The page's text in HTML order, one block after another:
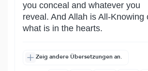
you conceal and whatever you
reveal. And Allah is All-Knowing
what is in the hearts.
Zeig andere Übersetzungen an.